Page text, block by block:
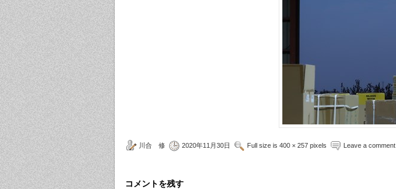
川合 修 2020年11月30日 Full size is 400 × 257 pixels Leave a comment
コメントを残す